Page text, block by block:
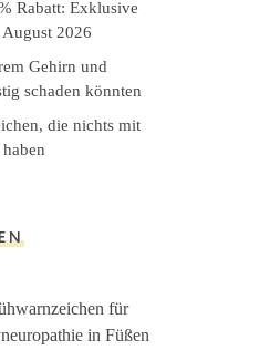
Rabatt: Exklusive
2026
Gehirn und
schaden könnten
die nichts mit
für
in Füßen